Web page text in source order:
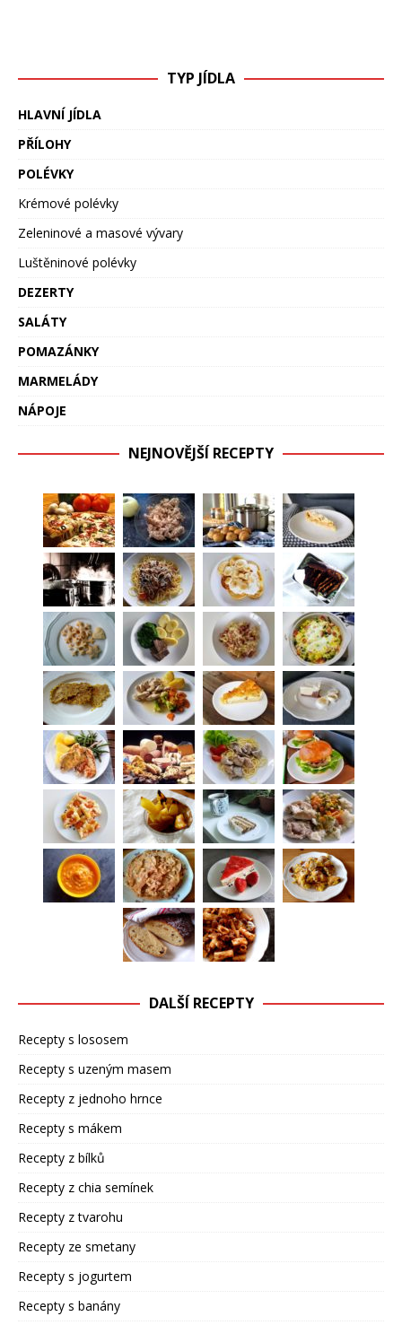
TYP JÍDLA
HLAVNÍ JÍDLA
PŘÍLOHY
POLÉVKY
Krémové polévky
Zeleninové a masové vývary
Luštěninové polévky
DEZERTY
SALÁTY
POMAZÁNKY
MARMELÁDY
NÁPOJE
NEJNOVĚJŠÍ RECEPTY
DALŠÍ RECEPTY
Recepty s lososem
Recepty s uzeným masem
Recepty z jednoho hrnce
Recepty s mákem
Recepty z bílků
Recepty z chia semínek
Recepty z tvarohu
Recepty ze smetany
Recepty s jogurtem
Recepty s banány